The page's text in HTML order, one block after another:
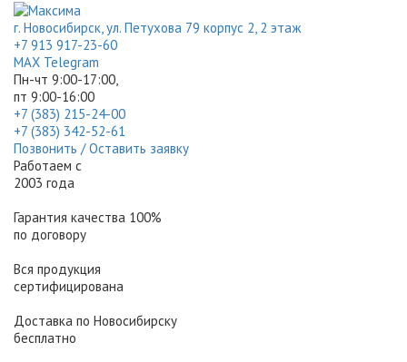
г. Новосибирск, ул. Петухова 79 корпус 2, 2 этаж
+7 913 917-23-60
МАХ Telegram
Пн-чт 9:00-17:00,
пт 9:00-16:00
+7 (383) 215-24-00
+7 (383) 342-52-61
Позвонить / Оставить заявку
Работаем с
2003 года
Гарантия качества 100%
по договору
Вся продукция
сертифицирована
Доставка по Новосибирску
бесплатно